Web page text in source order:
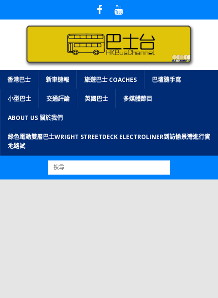
香港巴士 新車速報 旅遊巴士 COACHES 巴壇隨手寫
小型巴士 交通評論 英國巴士 多媒體節目
ABOUT US 關於我們
綠色電動雙層巴士WRIGHT STREETDECK ELECTROLINER到訪愉景灣進行實
地路試